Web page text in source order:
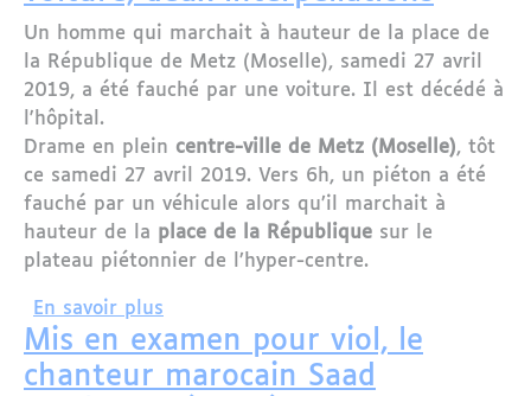
Un homme qui marchait à hauteur de la place de
la République de Metz (Moselle), samedi 27 avril
2019, a été fauché par une voiture. Il est décédé à
l'hôpital.
Drame en plein centre-ville de Metz (Moselle), tôt
ce samedi 27 avril 2019. Vers 6h, un piéton a été
fauché par un véhicule alors qu’il marchait à
hauteur de la place de la République sur le
plateau piétonnier de l’hyper-centre.
En savoir plus
Mis en examen pour viol, le
chanteur marocain Saad